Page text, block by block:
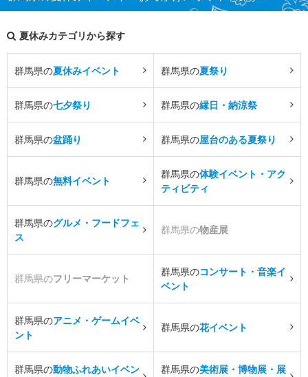
夏休みカテゴリから探す
群馬県の夏休みイベント 群馬県の夏祭り
群馬県の七夕祭り 群馬県の縁日・納涼祭
群馬県の盆踊り 群馬県の屋台のある夏祭り
群馬県の無料イベント
群馬県の体験イベント・アク
ティビティ
群馬県のグルメ・フードフェ
ス
群馬県の物産展
群馬県のフリーマーケット
群馬県のコンサート・音楽イ
ベント
群馬県のアニメ・ゲームイベ
ント
群馬県の花イベント
群馬県の動物ふれあいイベン
群馬県の美術展・博物展・展